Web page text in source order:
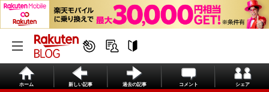
ホーム 新しい記事 過去の記事 コメント シェア